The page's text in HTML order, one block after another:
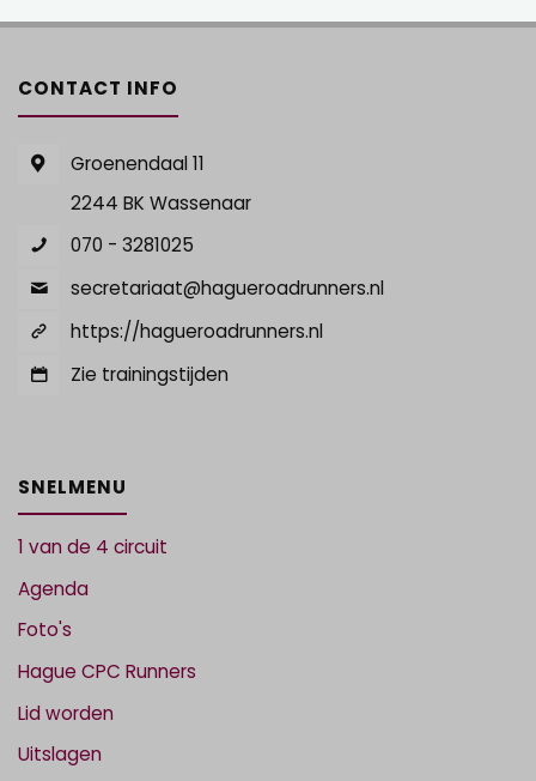
CONTACT INFO
Groenendaal 11
2244 BK Wassenaar
070 - 3281025
secretariaat@hagueroadrunners.nl
https://hagueroadrunners.nl
Zie trainingstijden
SNELMENU
1 van de 4 circuit
Agenda
Foto's
Hague CPC Runners
Lid worden
Uitslagen